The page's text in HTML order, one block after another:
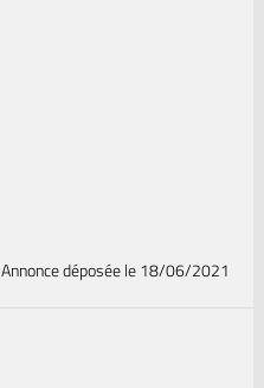
Annonce déposéele 18/06/2021